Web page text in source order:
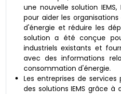
une nouvelle solution
pour aider les
d'énergie et réduire les
solution a été conçue
industriels existants et
avec des informations
consommation d'énergie.
Les entreprises de
des solutions IEMS grâce